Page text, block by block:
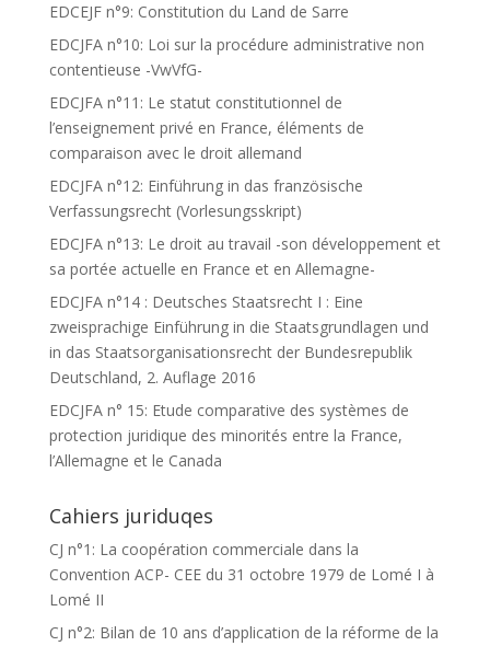
EDCEJF n°9: Constitution du Land de Sarre
EDCJFA n°10: Loi sur la procédure administrative non
contentieuse -VwVfG-
EDCJFA n°11: Le statut constitutionnel de
l’enseignement privé en France, éléments de
comparaison avec le droit allemand
EDCJFA n°12: Einführung in das französische
Verfassungsrecht (Vorlesungsskript)
EDCJFA n°13: Le droit au travail -son développement et
sa portée actuelle en France et en Allemagne-
EDCJFA n°14 : Deutsches Staatsrecht I : Eine
zweisprachige Einführung in die Staatsgrundlagen und
in das Staatsorganisationsrecht der Bundesrepublik
Deutschland, 2. Auflage 2016
EDCJFA n° 15: Etude comparative des systèmes de
protection juridique des minorités entre la France,
l’Allemagne et le Canada
Cahiers juriduqes
CJ n°1: La coopération commerciale dans la
Convention ACP- CEE du 31 octobre 1979 de Lomé I à
Lomé II
CJ n°2: Bilan de 10 ans d’application de la réforme de la